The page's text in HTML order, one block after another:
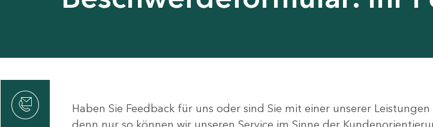
Haben Sie Feedback für uns oder sind Sie mit einer unserer